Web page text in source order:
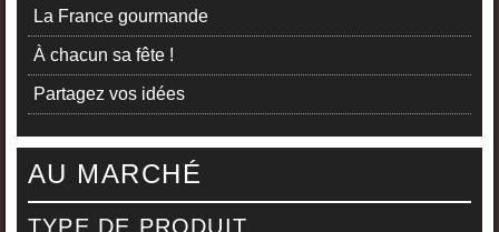
La France gourmande
À chacun sa fête !
Partagez vos idées
AU MARCHÉ
TYPE DE PRODUIT